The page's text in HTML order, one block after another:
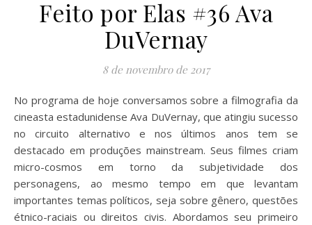
Feito por Elas #36 Ava
DuVernay
8 de novembro de 2017
No programa de hoje conversamos sobre a filmografia da
cineasta estadunidense Ava DuVernay, que atingiu sucesso
no circuito alternativo e nos últimos anos tem se
destacado em produções mainstream. Seus filmes criam
micro-cosmos em torno da subjetividade dos
personagens, ao mesmo tempo em que levantam
importantes temas políticos, seja sobre gênero, questões
étnico-raciais ou direitos civis. Abordamos seu primeiro